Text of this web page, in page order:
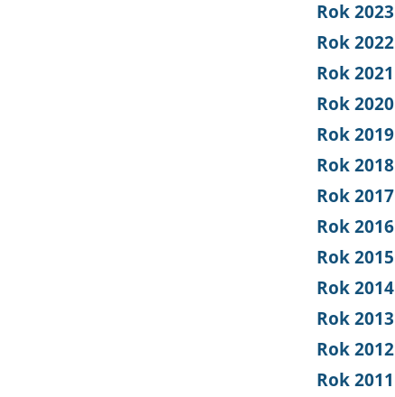
Rok 2023
Rok 2022
Rok 2021
Rok 2020
Rok 2019
Rok 2018
Rok 2017
Rok 2016
Rok 2015
Rok 2014
Rok 2013
Rok 2012
Rok 2011